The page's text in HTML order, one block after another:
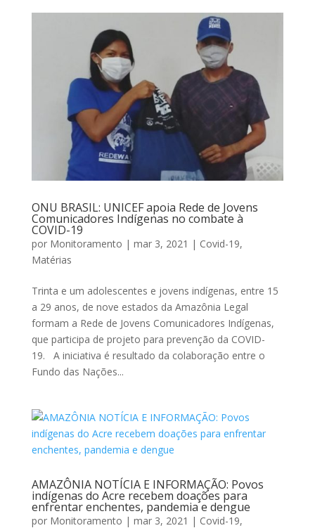
ONU BRASIL: UNICEF apoia Rede de Jovens
Comunicadores Indígenas no combate à
COVID-19
por Monitoramento | mar 3, 2021 | Covid-19,
Matérias
Trinta e um adolescentes e jovens indígenas, entre 15
a 29 anos, de nove estados da Amazônia Legal
formam a Rede de Jovens Comunicadores Indígenas,
que participa de projeto para prevenção da COVID-
19. A iniciativa é resultado da colaboração entre o
Fundo das Nações...
AMAZÔNIA NOTÍCIA E INFORMAÇÃO: Povos
indígenas do Acre recebem doações para
enfrentar enchentes, pandemia e dengue
por Monitoramento | mar 3, 2021 | Covid-19,